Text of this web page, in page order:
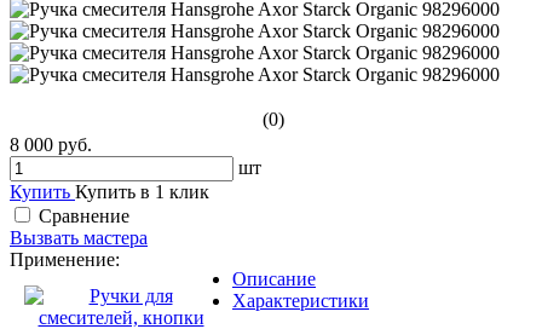
(0)
8 000 руб.
шт
Купить Купить в 1 клик
Сравнение
Вызвать мастера
Применение:
Описание
Характеристики